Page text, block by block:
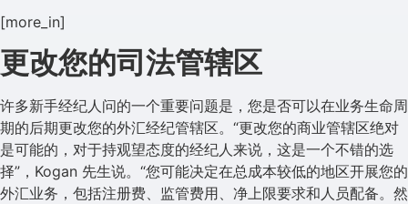
[more_in]
更改您的司法管辖区
许多新手经纪人问的一个重要问题是，您是否可以在业务生命周
期的后期更改您的外汇经纪管辖区。“更改您的商业管辖区绝对
是可能的，对于持观望态度的经纪人来说，这是一个不错的选
择”，Kogan 先生说。“您可能决定在总成本较低的地区开展您的
外汇业务，包括注册费、监管费用、净上限要求和人员配备。然